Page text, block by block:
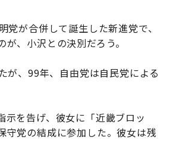
が合併して誕生した新進党で、
、小沢との決別だろう。
が、99年、自由党は自民党による
示を告げ、彼女に「近畿ブロッ
守党の結成に参加した。彼女は残